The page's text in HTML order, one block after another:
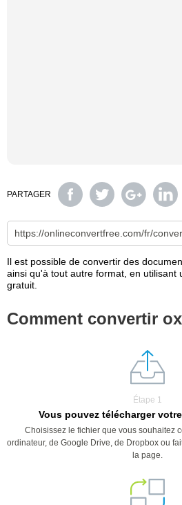
PARTAGER
Il est possible de convertir des
ainsi qu'à tout autre format, en utilisant
gratuit.
Comment convertir
Étape 1
Vous pouvez télécharger
Choisissez le fichier que vous souhaitez
ordinateur, de Google Drive, de Dropbox ou
la page.